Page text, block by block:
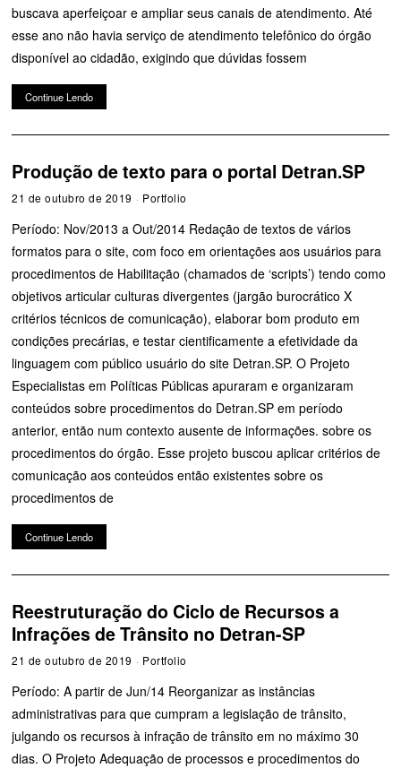
buscava aperfeiçoar e ampliar seus canais de atendimento. Até
esse ano não havia serviço de atendimento telefônico do órgão
disponível ao cidadão, exigindo que dúvidas fossem
Continue Lendo
Produção de texto para o portal Detran.SP
21 de outubro de 2019 Portfolio
Período: Nov/2013 a Out/2014 Redação de textos de vários
formatos para o site, com foco em orientações aos usuários para
procedimentos de Habilitação (chamados de ‘scripts’) tendo como
objetivos articular culturas divergentes (jargão burocrático X
critérios técnicos de comunicação), elaborar bom produto em
condições precárias, e testar cientificamente a efetividade da
linguagem com público usuário do site Detran.SP. O Projeto
Especialistas em Políticas Públicas apuraram e organizaram
conteúdos sobre procedimentos do Detran.SP em período
anterior, então num contexto ausente de informações. sobre os
procedimentos do órgão. Esse projeto buscou aplicar critérios de
comunicação aos conteúdos então existentes sobre os
procedimentos de
Continue Lendo
Reestruturação do Ciclo de Recursos a
Infrações de Trânsito no Detran-SP
21 de outubro de 2019 Portfolio
Período: A partir de Jun/14 Reorganizar as instâncias
administrativas para que cumpram a legislação de trânsito,
julgando os recursos à infração de trânsito em no máximo 30
dias. O Projeto Adequação de processos e procedimentos do